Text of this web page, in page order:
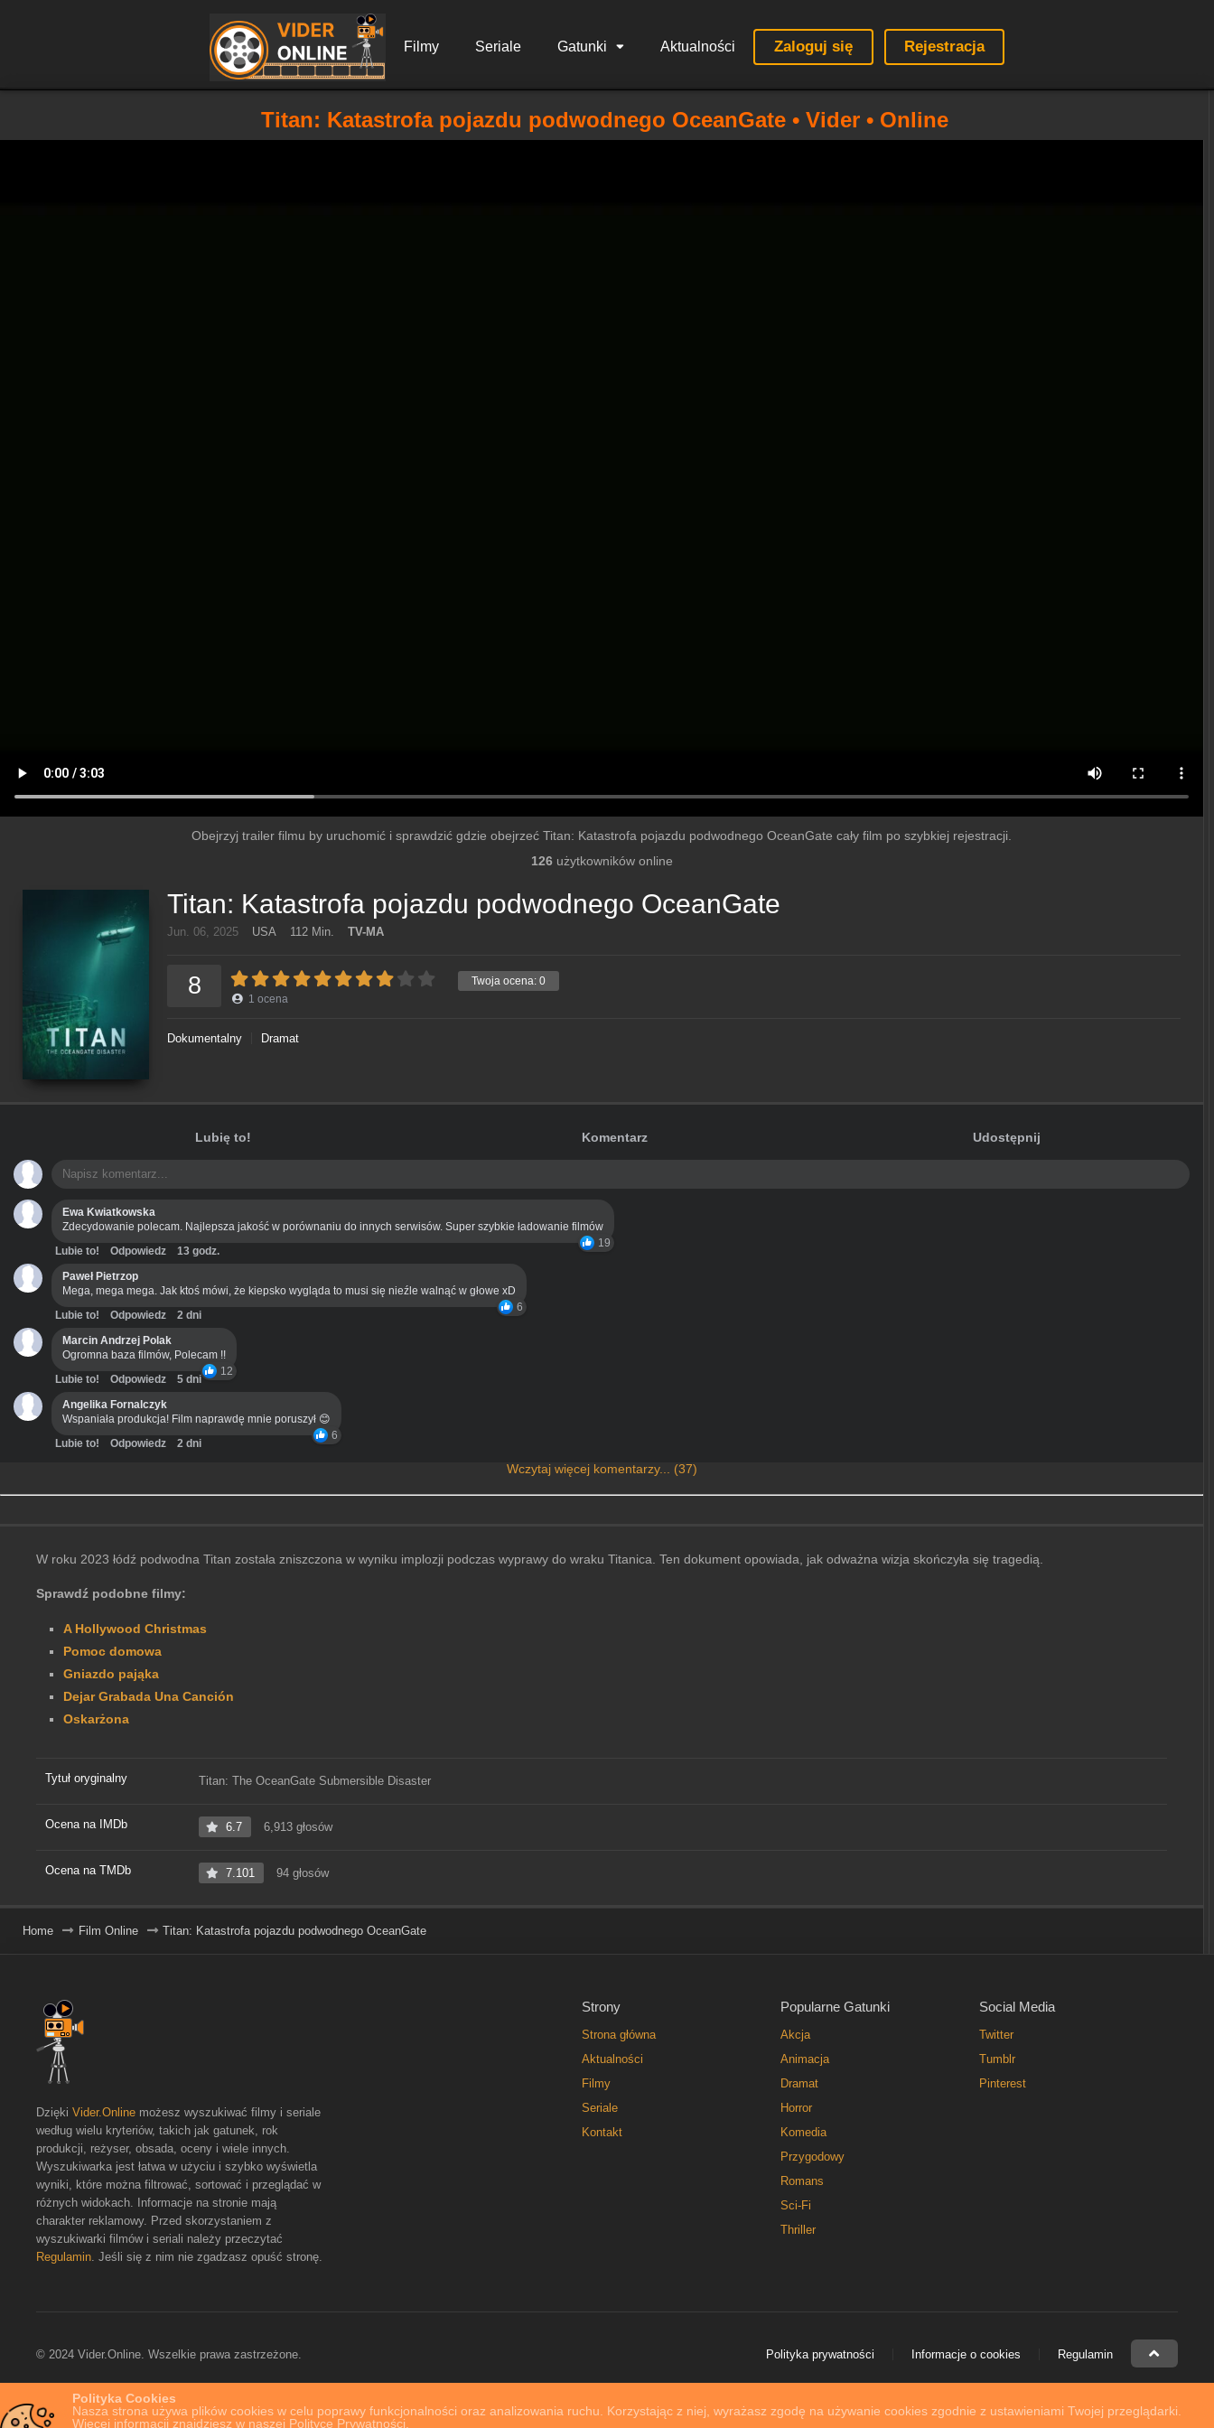
Filmy Seriale Gatunki Aktualności Zaloguj się Rejestracja
Polityka Cookies
Nasza strona używa plików cookies w celu poprawy funkcjonalności oraz analizowania ruchu. Korzystając z niej, wyrażasz zgodę na używanie cookies zgodnie z ustawieniami Twojej przeglądarki.
Więcej informacji znajdziesz w naszej Polityce Prywatności.
Titan: Katastrofa pojazdu podwodnego OceanGate • Vider • Online
Obejrzyj trailer filmu by uruchomić i sprawdzić gdzie obejrzeć Titan: Katastrofa pojazdu podwodnego OceanGate cały film po szybkiej rejestracji.
126użytkowników online
Titan: Katastrofa pojazdu podwodnego OceanGate
Jun. 06, 2025 USA 112 Min. TV-MA
Twoja ocena: 0
8 1 ocena
Dokumentalny Dramat
Lubię to! Komentarz Udostępnij
Ewa Kwiatkowska
Zdecydowanie polecam. Najlepsza jakość w porównaniu do innych serwisów. Super szybkie ładowanie filmów
19
Lubie to! Odpowiedz
13 godz.
Paweł Pietrzop
Mega, mega mega. Jak ktoś mówi, że kiepsko wygląda to musi się nieźle walnąć w głowe xD
6
Lubie to! Odpowiedz
2 dni
Marcin Andrzej Polak
Ogromna baza filmów, Polecam !!
12
Lubie to! Odpowiedz
5 dni
Angelika Fornalczyk
Wspaniała produkcja! Film naprawdę mnie poruszył 😊
6
Lubie to! Odpowiedz 2 dni
Wczytaj więcej komentarzy... (37)
W roku 2023 łódź podwodna Titan została zniszczona w wyniku implozji podczas wyprawy do wraku Titanica. Ten dokument opowiada, jak odważna wizja skończyła się tragedią.
Sprawdź podobne filmy:
A Hollywood Christmas
Pomoc domowa
Gniazdo pająka
Dejar Grabada Una Canción
Oskarżona
Tytuł oryginalny Titan: The OceanGate Submersible Disaster
Ocena na IMDb 6.7 6,913 głosów
Ocena na TMDb 7.101 94 głosów
Home Film Online Titan: Katastrofa pojazdu podwodnego OceanGate
Strony
Strona główna
Aktualności
Filmy
Seriale
Kontakt
Popularne Gatunki
Akcja
Animacja
Dramat
Horror
Komedia
Przygodowy
Romans
Sci-Fi
Thriller
Social Media
Twitter
Tumblr
Pinterest
Dzięki Vider.Online możesz wyszukiwać filmy i seriale
według wielu kryteriów, takich jak gatunek, rok
produkcji, reżyser, obsada, oceny i wiele innych.
Wyszukiwarka jest łatwa w użyciu i szybko wyświetla
wyniki, które można filtrować, sortować i przeglądać w
różnych widokach. Informacje na stronie mają
charakter reklamowy. Przed skorzystaniem z
wyszukiwarki filmów i seriali należy przeczytać
Regulamin. Jeśli się z nim nie zgadzasz opuść stronę.
© 2024 Vider.Online. Wszelkie prawa zastrzeżone. Polityka prywatności Informacje o cookies Regulamin